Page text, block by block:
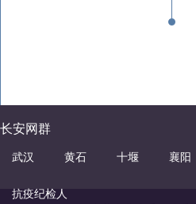
长安网群
武汉 黄石 十堰 襄阳
抗疫纪检人